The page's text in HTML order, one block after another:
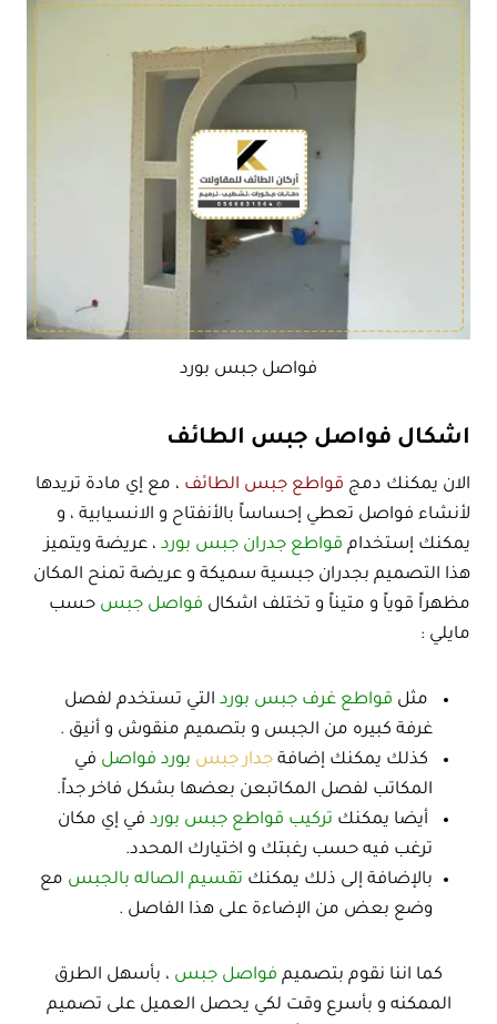
فواصل جبس بورد
اشكال فواصل جبس الطائف
الان يمكنك دمج قواطع جبس الطائف ، مع إي مادة تريدها
لأنشاء فواصل تعطي إحساساً بالأنفتاح و الانسيابية ، و
يمكنك إستخدام قواطع جدران جبس بورد ، عريضة ويتميز
هذا التصميم بجدران جبسية سميكة و عريضة تمنح المكان
مظهراً قوياً و متيناً و تختلف اشكال فواصل جبس حسب
مايلي :
مثل قواطع غرف جبس بورد التي تستخدم لفصل
غرفة كبيره من الجبس و بتصميم منقوش و أنيق .
كذلك يمكنك إضافة جدار جبس بورد فواصل في
المكاتب لفصل المكاتبعن بعضها بشكل فاخر جداً.
أيضا يمكنك تركيب قواطع جبس بورد في إي مكان
ترغب فيه حسب رغبتك و اختيارك المحدد.
بالإضافة إلى ذلك يمكنك تقسيم الصاله بالجبس مع
وضع بعض من الإضاءة على هذا الفاصل .
كما اننا نقوم بتصميم فواصل جبس ، بأسهل الطرق
الممكنه و بأسرع وقت لكي يحصل العميل على تصميم